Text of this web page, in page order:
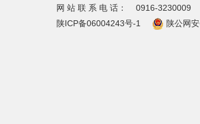
网 站 联 系 电 话：
0916-3230009
陕ICP备06004243号-1
陕公网